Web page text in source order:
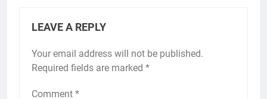
LEAVE A REPLY
Your email address will not be published.
Required fields are marked *
Comment *